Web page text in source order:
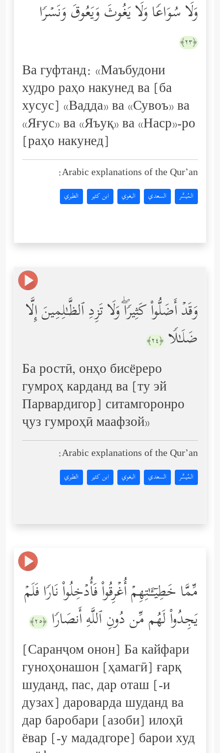
وَلَا سُوَاعࣰا وَلَا یَغُوثَ وَیَعُوقَ وَنَسۡرࣰا
﴿٢٣﴾
Ва гуфтанд: «Маъбудони
худро раҳо накунед ва [ба
хусус] «Вадда» ва «Сувоъ» ва
«Яғус» ва «Яъуқ» ва «Наср»-ро
[раҳо накунед]
Arabic explanations of the Qur’an:
المُيسَّر السعدي البغوي ابن كثير الطبري
وَقَدۡ أَضَلُّواْ كَثِیرࣰاۖ وَلَا تَزِدِ ٱلظَّـٰلِمِینَ إِلَّا
ضَلَـٰلࣰا ﴿٢٤﴾
Ба ростӣ, онҳо бисёреро
гумроҳ карданд ва [ту эй
Парвардигор] ситамгоронро
ҷуз гумроҳӣ маафзой»
Arabic explanations of the Qur’an:
المُيسَّر السعدي البغوي ابن كثير الطبري
مِّمَّا خَطِیۤـَٔـٰتِهِمۡ أُغۡرِقُواْ فَأُدۡخِلُواْ نَارࣰا فَلَمۡ
یَجِدُواْ لَهُم مِّن دُونِ ٱللَّهِ أَنصَارࣰا ﴿٢٥﴾
[Саранҷом онон] Ба кайфари
гуноҳонашон [ҳамагӣ] ғарқ
шуданд, пас, дар оташ [-и
дузах] дароварда шуданд ва
дар баробари [азоби] илоҳӣ
ёвар [-у мададгоре] барои худ